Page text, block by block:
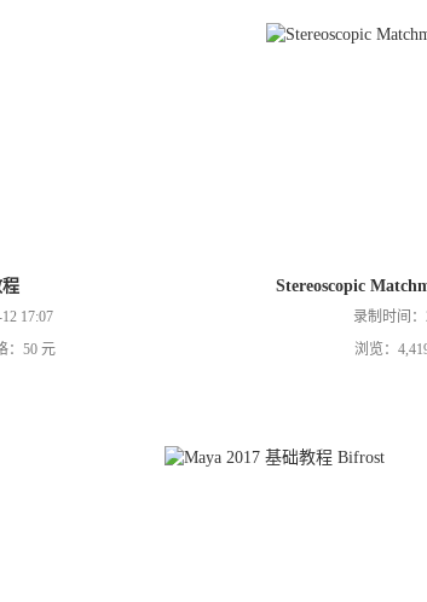
17:07
：50 元
Stereoscopic
录制时间：
浏览：